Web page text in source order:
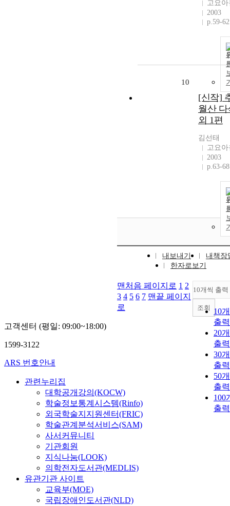
고요아
2003
p.59-62
10
[신작]
월산 다
외 1편
김선태
고요아
2003
p.63-68
내보내기
내책장
한자로보기
10개씩 출력
10
출력
20
출력
30
출력
50
출력
100
출력
조회
맨처음 페이지로 1 2
3 4 5 6 7 맨끝 페이지
로
고객센터 (평일: 09:00~18:00)
1599-3122
ARS 번호안내
관련누리집
대학공개강의(KOCW)
학술정보통계시스템(Rinfo)
외국학술지지원센터(FRIC)
학술관계분석서비스(SAM)
사서커뮤니티
기관회원
지식나눔(LOOK)
의학전자도서관(MEDLIS)
유관기관 사이트
교육부(MOE)
국립장애인도서관(NLD)